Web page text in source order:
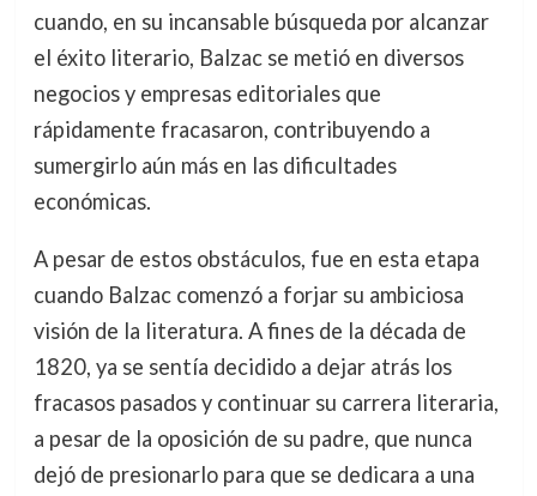
cuando, en su incansable búsqueda por alcanzar
el éxito literario, Balzac se metió en diversos
negocios y empresas editoriales que
rápidamente fracasaron, contribuyendo a
sumergirlo aún más en las dificultades
económicas.
A pesar de estos obstáculos, fue en esta etapa
cuando Balzac comenzó a forjar su ambiciosa
visión de la literatura. A fines de la década de
1820, ya se sentía decidido a dejar atrás los
fracasos pasados y continuar su carrera literaria,
a pesar de la oposición de su padre, que nunca
dejó de presionarlo para que se dedicara a una